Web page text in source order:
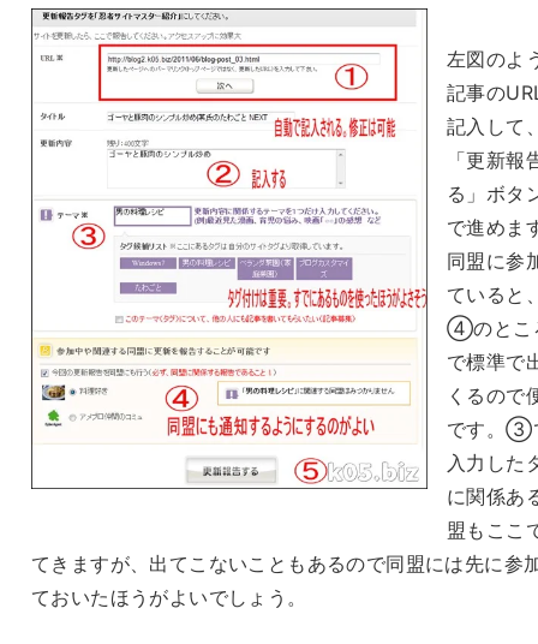
左図のよ
記事の
記入して
「更新報
る」ボタ
で進めま
同盟に参
ていると
④のとこ
で標準で
くるので
です。③
入力した
に関係あ
盟もここ
てきますが、出てこないこともあるので同盟には先に参
ておいたほうがよいでしょう。